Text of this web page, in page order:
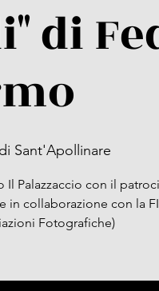
di
Sant'Apollinare
Il Palazzaccio con il
in collaborazione con la
Fotografiche)